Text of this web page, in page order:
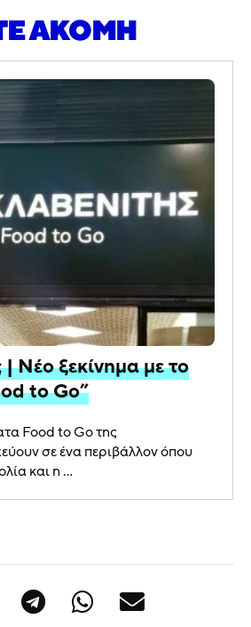
ΑΚΟΜΗ
| Νέο ξεκίνημα με το
to Go”
Food to Go της
σε ένα περιβάλλον όπου
και η ...